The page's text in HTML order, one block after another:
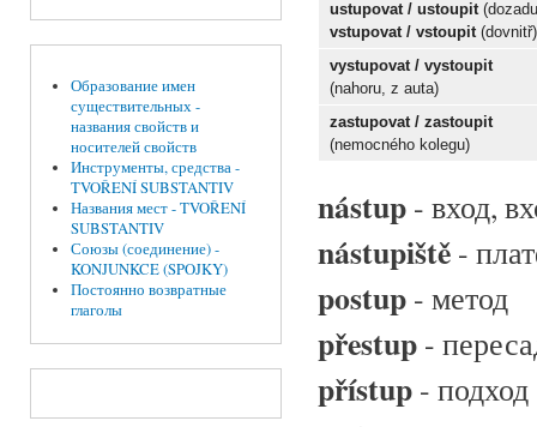
Образование имен
существительных -
названия свойств и
носителей свойств
Инструменты, средства -
TVOŘENÍ SUBSTANTIV
Названия мест - TVOŘENÍ
SUBSTANTIV
Союзы (соединение) -
KONJUNKCE (SPOJKY)
Постоянно возвратные
глаголы
ustupovat / ustoupit
vstupovat / vstoupit
vystupovat / vystoupit
(nahoru, z auta)
zastupovat / zastoupit
(nemocného kolegu)
nástup - вход,
nástupiště -
postup - метод
přestup -
přístup - подход